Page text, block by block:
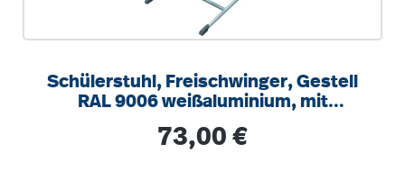
Schülerstuhl, Freischwinger, Gestell
RAL 9006 weißaluminium, mit
Regulärer Preis:
73,00 €